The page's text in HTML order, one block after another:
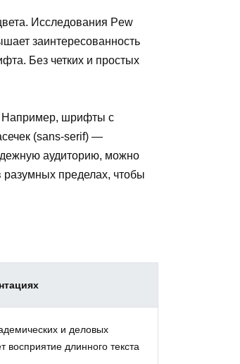
Исследования Pew
заинтересованность
Без четких и простых
Например, шрифты с
(sans-serif) —
аудиторию, можно
пределах, чтобы
и деловых
восприятие длинного текста